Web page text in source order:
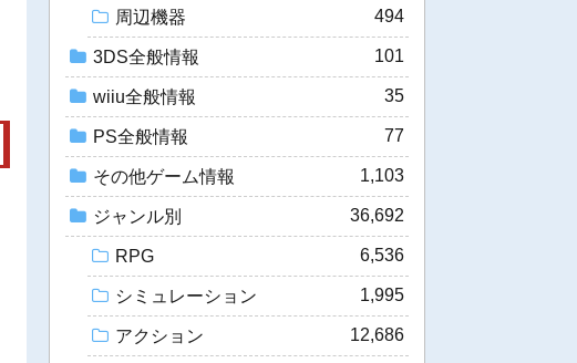
周辺機器 494
3DS全般情報 101
wiiu全般情報 35
PS全般情報 77
その他ゲーム情報 1,103
ジャンル別 36,692
RPG 6,536
シミュレーション 1,995
アクション 12,686